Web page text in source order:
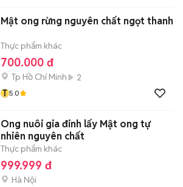
Mật ong rừng nguyên chất ngọt thanh
Thực phẩm khác
700.000 đ
Tp Hồ Chí Minh
2
T 5.0
Ong nuôi gia đinh lấy Mật ong tự
nhiên nguyên chất
Thực phẩm khác
999.999 đ
Hà Nội